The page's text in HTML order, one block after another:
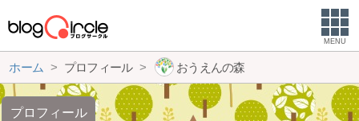
MENU
ホーム プロフィール おうえんの森
プロフィール